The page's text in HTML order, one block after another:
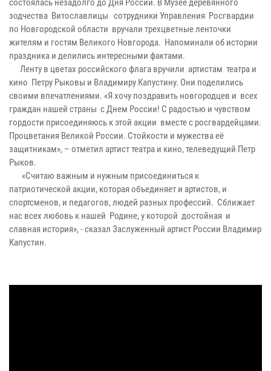
состоялась незадолго до Дня России. В Музее деревянного
зодчества Витославлицы сотрудники Управления Росгвардии
по Новгородской области вручали трехцветные ленточки
жителям и гостям Великого Новгорода. Напоминали об истории
праздника и делились интересными фактами.
Ленту в цветах российского флага вручили артистам театра и
кино Петру Рыковы и Владимиру Капустину. Они поделились
своими впечатлениями. «Я хочу поздравить новгородцев и всех
граждан нашей страны с Днем России! С радостью и чувством
гордости присоединяюсь к этой акции вместе с росгвардейцами.
Процветания Великой России. Стойкости и мужества её
защитникам», – отметил артист театра и кино, телеведущий Петр
Рыков.
«Считаю важным и нужным присоединиться к
патриотической акции, которая объединяет и артистов, и
спортсменов, и педагогов, людей разных профессий. Сближает
нас всех любовь к нашей Родине, у которой достойная и
славная история», - сказал Заслуженный артист России Владимир
Капустин.